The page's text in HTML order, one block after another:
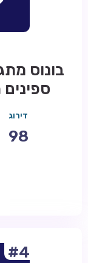
דירוג
98
#4